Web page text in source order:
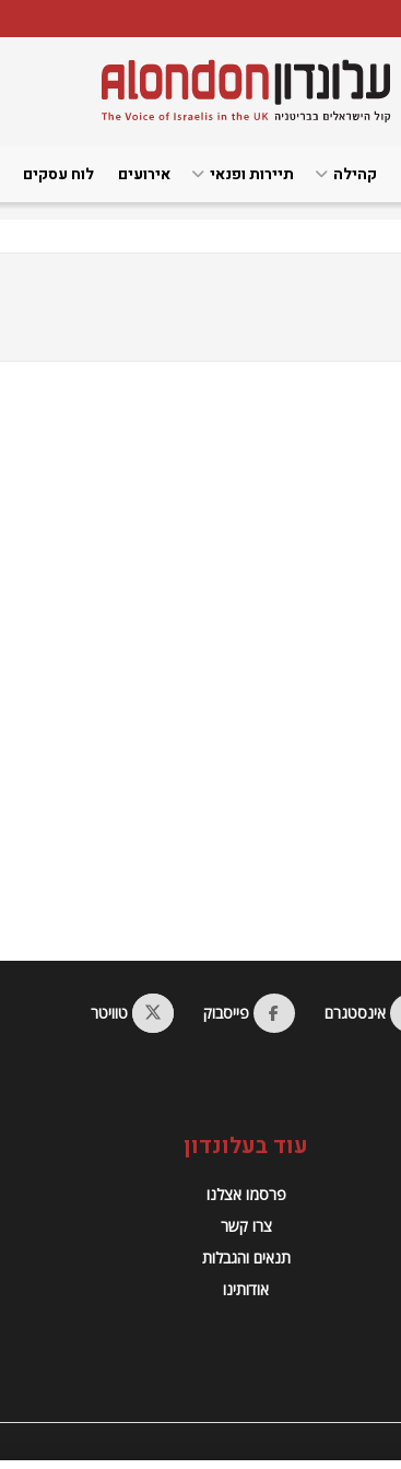
קהילה תיירות ופנאי אירועים לוח עסקים
אינסטגרם פייסבוק טוויטר
עוד בעלונדון
פרסמו אצלנו
צרו קשר
תנאים והגבלות
אודותינו